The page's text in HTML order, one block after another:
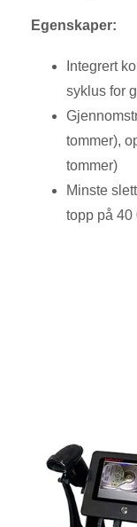
Egenskaper:
Integrert
syklus for
tommer),
tommer)
Minste
topp på 40